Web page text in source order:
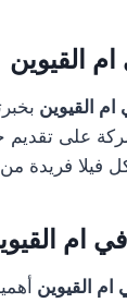
القيوين
القيوين
على تقديم
فيلا فريدة
ام
القيوين